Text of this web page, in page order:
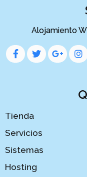
Alojamiento
Tienda
Servicios
Sistemas
Hosting